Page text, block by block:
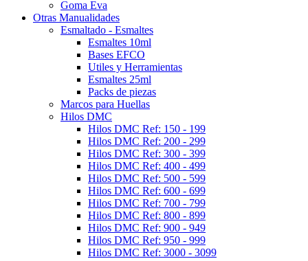
Goma Eva
Otras Manualidades
Esmaltado - Esmaltes
Esmaltes 10ml
Bases EFCO
Utiles y Herramientas
Esmaltes 25ml
Packs de piezas
Marcos para Huellas
Hilos DMC
Hilos DMC Ref: 150 - 199
Hilos DMC Ref: 200 - 299
Hilos DMC Ref: 300 - 399
Hilos DMC Ref: 400 - 499
Hilos DMC Ref: 500 - 599
Hilos DMC Ref: 600 - 699
Hilos DMC Ref: 700 - 799
Hilos DMC Ref: 800 - 899
Hilos DMC Ref: 900 - 949
Hilos DMC Ref: 950 - 999
Hilos DMC Ref: 3000 - 3099